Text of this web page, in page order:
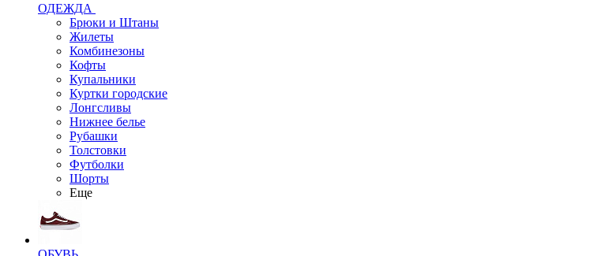
ОДЕЖДА
Брюки и Штаны
Жилеты
Комбинезоны
Кофты
Купальники
Куртки городские
Лонгсливы
Нижнее белье
Рубашки
Толстовки
Футболки
Шорты
Еще